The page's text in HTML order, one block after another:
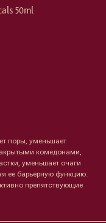
50ml
поры, уменьшает
комедонами,
уменьшает очаги
ее барьерную функцию.
препятствующие